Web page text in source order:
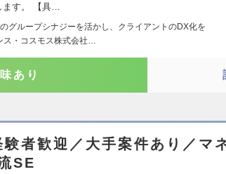
す。 【具…
のグループシナジーを活かし、クライアントのDX化を
ス・コスモス株式会社…
あり
験者歓迎／大手案件あり／マ
SE